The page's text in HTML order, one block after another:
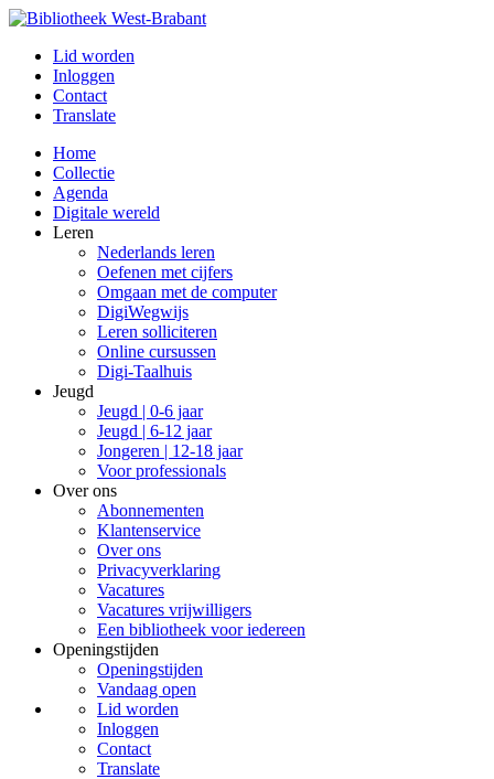
Lid worden
Inloggen
Contact
Translate
Home
Collectie
Agenda
Digitale wereld
Leren
Nederlands leren
Oefenen met cijfers
Omgaan met de computer
DigiWegwijs
Leren solliciteren
Online cursussen
Digi-Taalhuis
Jeugd
Jeugd | 0-6 jaar
Jeugd | 6-12 jaar
Jongeren | 12-18 jaar
Voor professionals
Over ons
Abonnementen
Klantenservice
Over ons
Privacyverklaring
Vacatures
Vacatures vrijwilligers
Een bibliotheek voor iedereen
Openingstijden
Openingstijden
Vandaag open
Lid worden
Inloggen
Contact
Translate